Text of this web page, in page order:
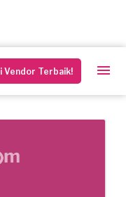
Vendor Terbaik!